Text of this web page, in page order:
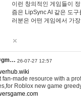
이런 창의적인 게임들이
즘은 LipSync AI 같은 도
러분은 어떤 게임에서 가
26-07-27 12:57
made resource with a
Roblox new game